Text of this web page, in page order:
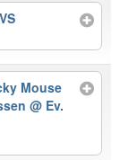
Mouse
@ Ev.